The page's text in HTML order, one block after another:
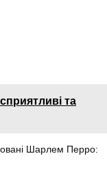
та
Шарлем Перро: